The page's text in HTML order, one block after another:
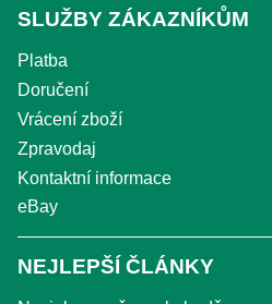
SLUŽBY ZÁKAZNÍKŮM
Platba
Doručení
Vrácení zboží
Zpravodaj
Kontaktní informace
eBay
NEJLEPŠÍ ČLÁNKY